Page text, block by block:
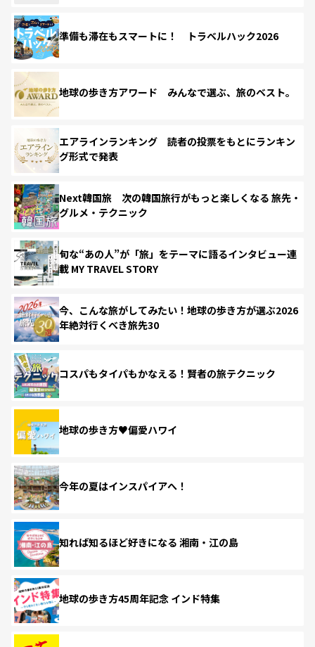
準備も滞在もスマートに！ トラベルハック2026
地球の歩き方アワード みんなで選ぶ、旅のベスト。
エアラインランキング 読者の投票をもとにランキン
グ形式で発表
Next韓国旅 次の韓国旅行がもっと楽しくなる 旅先・
グルメ・テクニック
旬な“あの人”が「旅」をテーマに語るインタビュー連
載 MY TRAVEL STORY
今、こんな旅がしてみたい！地球の歩き方が選ぶ2026
年絶対行くべき旅先30
コスパもタイパもかなえる！賢者の旅テクニック
地球の歩き方♥偏愛ハワイ
今年の夏はインスパイアへ！
知れば知るほど好きになる 湘南・江の島
地球の歩き方45周年記念 インド特集